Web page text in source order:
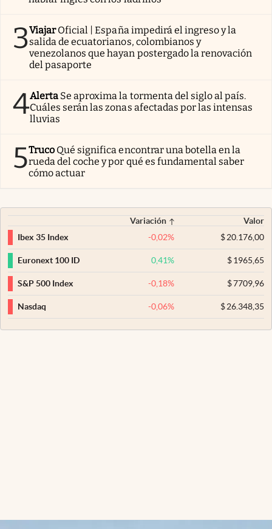
3Viajar Oficial | España impedirá el ingreso y la
salida de ecuatorianos, colombianos y
venezolanos que hayan postergado la renovación
del pasaporte
4Alerta Se aproxima la tormenta del siglo al país.
Cuáles serán las zonas afectadas por las intensas
lluvias
5Truco Qué significa encontrar una botella en la
rueda del coche y por qué es fundamental saber
cómo actuar
Variación
Valor
Ibex 35 Index
-0,02% $20.176,00
Euronext 100 ID 0,41% $1965,65
S&P 500 Index -0,18% $7709,96
Nasdaq -0,06% $26.348,35